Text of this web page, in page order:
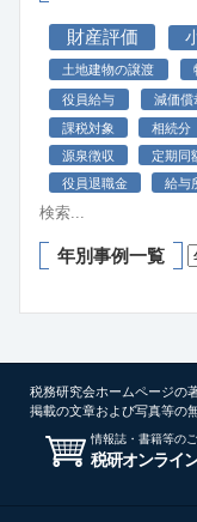
財産評価
土地建物の譲渡
役員給与 減価償
課税対象
相続分
源泉徴収
定期同
役員退職金
給与
年別事例一覧
税務研究会ホームページの
掲載の文章および写真等の
情報誌・書籍等の
税研オンライ